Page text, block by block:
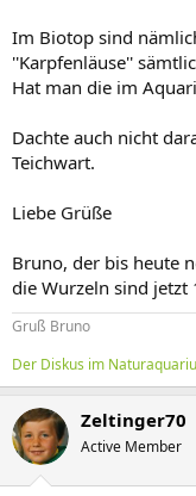
Im Biotop sind
''Karpfenläuse''
Hat man die im
Dachte auch nicht
Teichwart.
Liebe Grüße
Bruno, der bis heute
die Wurzeln sind jetzt
Gruß Bruno
Der Diskus im
Zeltinger70
Active Member